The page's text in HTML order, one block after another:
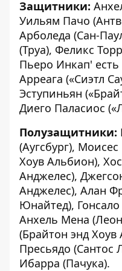
Защитники:
Уильям Пачо
Арболеда (Сан-
(Труа), Феликс
Пьеро Инкап' есть
Арреага («Сиэтл
Эступиньян
Диего Паласиос
Полузащитники:
(Аугсбург),
Хоув Альбион),
Анджелес),
Анджелес), Алан
Юнайтед),
Анхель Мена
(Брайтон энд
Пресьядо (Сантос
Ибарра (Пачука).